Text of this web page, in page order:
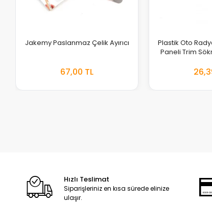
Jakemy Paslanmaz Çelik Ayırıcı
67,00 TL
Plastik Oto
Paneli Trim
Hızlı Teslimat
Siparişleriniz en kısa sürede elinize
ulaşır.